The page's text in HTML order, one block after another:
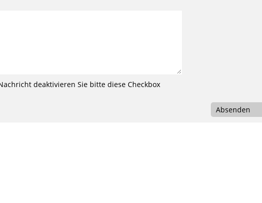
deaktivieren Sie bitte diese Checkbox
Absenden